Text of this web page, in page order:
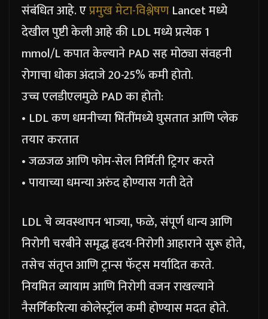
संबंधित आहे. एप्रमुख मेटा-विश्लेषण Lancet मध्ये
देखील पुष्टी केली आहे की LDL मध्ये प्रत्येक 1
mmol/L कपात केल्याने PAD सह मोठ्या संवहनी
रोगाचा धोका अंदाजे 20-25% कमी होतो.
उच्च एलडीएलमुळे PAD का होतो:
• LDL कण धमनीच्या भिंतींमध्ये घुसतात आणि प्लेक
तयार करतात
• जळजळ आणि फोम-सेल निर्मिती ट्रिगर करते
• पायाच्या धमन्या अरुंद होण्यास गती देते
LDL चे व्यवस्थापन भाज्या, फळे, संपूर्ण धान्य आणि
निरोगी चरबीने समृद्ध हृदय-निरोगी आहाराने सुरू होते,
तसेच संतृप्त आणि ट्रान्स फॅट्स मर्यादित करते.
नियमित व्यायाम आणि निरोगी वजन राखल्याने
नैसर्गिकरित्या कोलेस्ट्रॉल कमी होण्यास मदत होते.